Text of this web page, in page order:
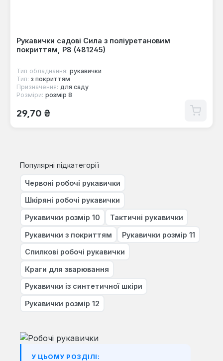
Рукавички садові Сила з поліуретановим
покриттям, Р8 (481245)
Тип обладнання: рукавички
Тип: з покриттям
Призначення: для саду
Розміри: розмір 8
Звичайна ціна:
29,70 ₴
Популярні підкатегорії
Червоні робочі рукавички
Шкіряні робочі рукавички
Рукавички розмір 10 Тактичні рукавички
Рукавички з покриттям Рукавички розмір 11
Спилкові робочі рукавички
Краги для зварювання
Рукавички із синтетичної шкіри
Рукавички розмір 12
У ЦЬОМУ РОЗДІЛІ: